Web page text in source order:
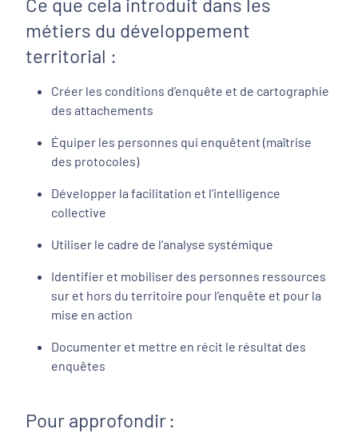
métiers du développement
territorial :
Créer les conditions d’enquête et de cartographie
des attachements
Équiper les personnes qui enquêtent (maîtrise
des protocoles)
Développer la facilitation et l’intelligence
collective
Utiliser le cadre de l’analyse systémique
Identifier et mobiliser des personnes ressources
sur et hors du territoire pour l’enquête et pour la
mise en action
Documenter et mettre en récit le résultat des
enquêtes
Pour approfondir :